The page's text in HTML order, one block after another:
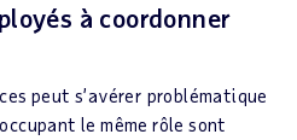
à coordonner
peut s’avérer problématique
le même rôle sont